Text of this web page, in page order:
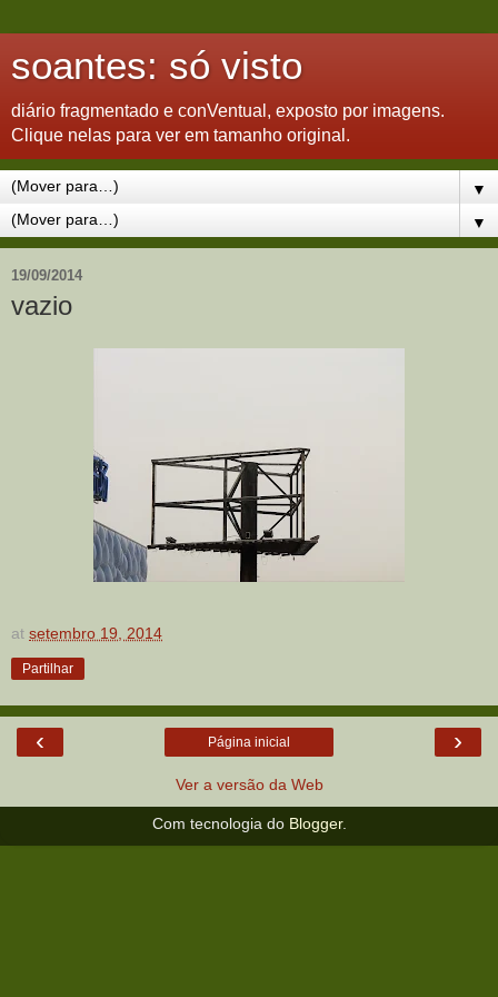
soantes: só visto
diário fragmentado e conVentual, exposto por imagens.
Clique nelas para ver em tamanho original.
▼
▼
19/09/2014
vazio
at setembro 19, 2014
Partilhar
‹ ›
Página inicial
Ver a versão da Web
Com tecnologia do Blogger.